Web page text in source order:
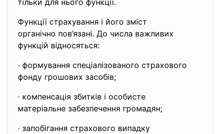
тільки для нього функції.
Функції страхування і його зміст
органічно пов’язані. До числа важливих
функцій відносяться:
· формування спеціалізованого страхового
фонду грошових засобів;
· компенсація збитків і особисте
матеріальне забезпечення громадян;
· запобігання страхового випадку